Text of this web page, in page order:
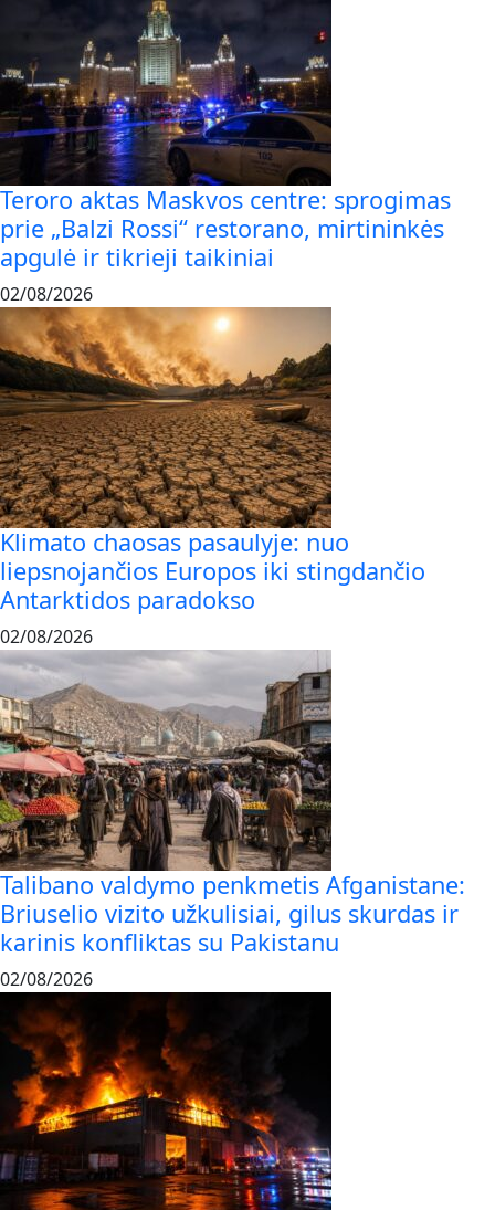
Teroro aktas Maskvos centre: sprogimas
prie „Balzi Rossi“ restorano, mirtininkės
apgulė ir tikrieji taikiniai
02/08/2026
Klimato chaosas pasaulyje: nuo
liepsnojančios Europos iki stingdančio
Antarktidos paradokso
02/08/2026
Talibano valdymo penkmetis Afganistane:
Briuselio vizito užkulisiai, gilus skurdas ir
karinis konfliktas su Pakistanu
02/08/2026